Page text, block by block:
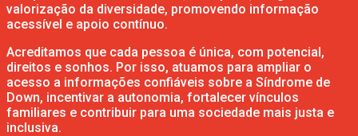
valorização da diversidade, promovendo informação
acessível e apoio contínuo.
Acreditamos que cada pessoa é única, com potencial,
direitos e sonhos. Por isso, atuamos para ampliar o
acesso a informações confiáveis sobre a Síndrome de
Down, incentivar a autonomia, fortalecer vínculos
familiares e contribuir para uma sociedade mais justa e
inclusiva.